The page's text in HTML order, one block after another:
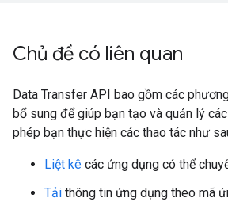
Chủ đề có liên quan
Data Transfer API bao gồm các
bổ sung để giúp bạn tạo và quản lý
phép bạn thực hiện các thao tác như
Liệt kê các ứng dụng có thể
Tải thông tin ứng dụng theo mã